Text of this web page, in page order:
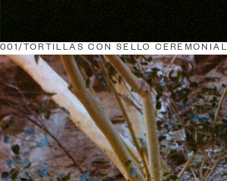
001/ TORTILLAS CON SELLO CEREMONIAL